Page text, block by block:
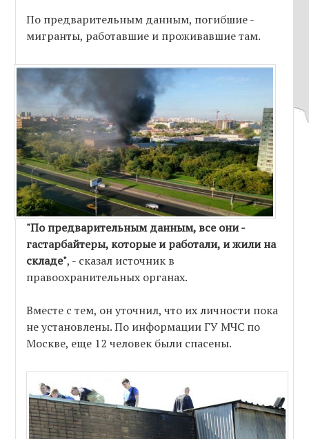
По предварительным данным, погибшие -
мигранты, работавшие и проживавшие там.
"По предварительным данным, все они -
гастарбайтеры, которые и работали, и жили на
складе", - сказал источник в
правоохранительных органах.
Вместе с тем, он уточнил, что их личности пока
не установлены. По информации ГУ МЧС по
Москве, еще 12 человек были спасены.